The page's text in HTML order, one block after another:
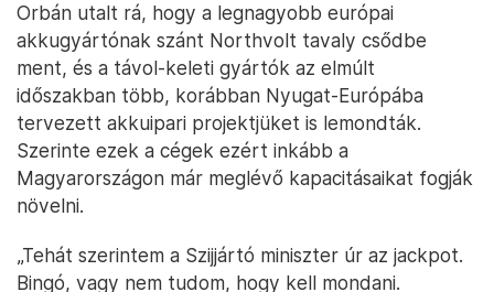
Orbán utalt rá, hogy a legnagyobb európai
akkugyártónak szánt Northvolt tavaly csődbe
ment, és a távol-keleti gyártók az elmúlt
időszakban több, korábban Nyugat-Európába
tervezett akkuipari projektjüket is lemondták.
Szerinte ezek a cégek ezért inkább a
Magyarországon már meglévő kapacitásaikat fogják
növelni.
„Tehát szerintem a Szijjártó miniszter úr az jackpot.
Bingó, vagy nem tudom, hogy kell mondani.